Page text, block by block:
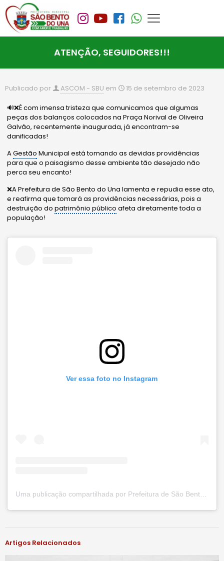
ATENÇÃO, SEGUIDORES!!!
Publicado por ASCOM - SBU em 15 de setembro de 2023
🔊❌É com imensa tristeza que comunicamos que algumas
peças dos balanços colocados na Praça Norival de Oliveira
Galvão, recentemente inaugurada, já encontram-se
danificadas!
AGestão Municipal está tomando as devidas providências
para que o paisagismo desse ambiente tão desejado não
perca seu encanto!
❌A Prefeitura de São Bento do Una lamenta e repudia esse ato,
e reafirma que tomará as providências necessárias, pois a
destruição dopatrimônio público afeta diretamente toda a
população!
Ver essa foto no Instagram
#notíciassbu
Artigos Relacionados